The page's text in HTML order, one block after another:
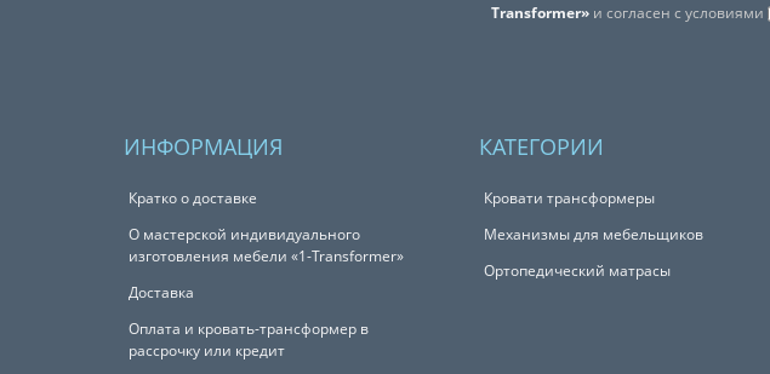
Transformer» и согласен с условиями
ИНФОРМАЦИЯ
Кратко о доставке
О мастерской индивидуального
изготовления мебели «1-Transformer»
Доставка
Оплата и кровать-трансформер в
рассрочку или кредит
КАТЕГОРИИ
Кровати трансформеры
Механизмы для мебельщиков
Ортопедический матрасы